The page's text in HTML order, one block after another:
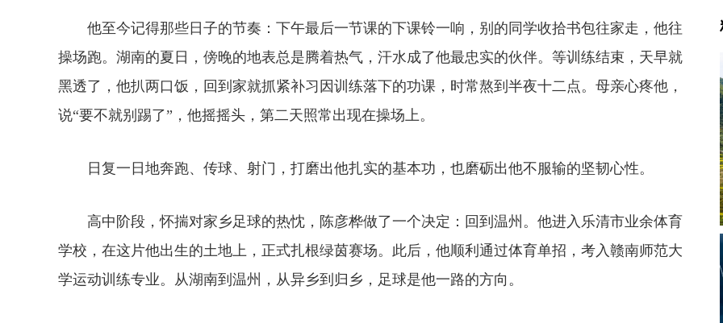
他至今记得那些日子的节奏：下午最后一节课的下课铃一响，别的同学收拾书包往家走，他往
操场跑。湖南的夏日，傍晚的地表总是腾着热气，汗水成了他最忠实的伙伴。等训练结束，天早就
黑透了，他扒两口饭， 回到家就抓紧补习因训练落下的功课，时常熬到半夜十二点。母亲心疼他，
说“要不就别踢了”，他摇摇头，第二天照常出现在操场上。
日复一日地奔跑、传球、射门，打磨出他扎实的基本功，也磨砺出他不服输的坚韧心性。
高中阶段，怀揣对家乡足球的热忱，陈彦桦做了一个决定：回到温州。他进入乐清市业余体育
学校，在这片他出生的土地上，正式扎根绿茵赛场。此后，他顺利通过体育单招，考入赣南师范大
学运动训练专业。从湖南到温州，从异乡到归乡，足球是他一路的方向。